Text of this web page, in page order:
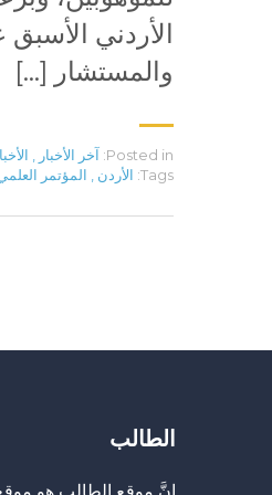
الأردني
والمستشار […]
Posted in: آخر الأخبار
Tags: الأردن المؤتمر
الطالب